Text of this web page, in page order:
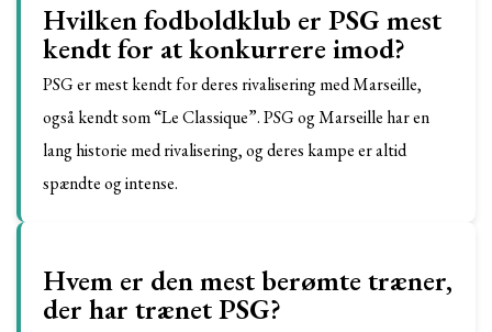
Hvilken fodboldklub er PSG mest
kendt for at konkurrere imod?
PSG er mest kendt for deres rivalisering med Marseille,
også kendt som “Le Classique”. PSG og Marseille har en
lang historie med rivalisering, og deres kampe er altid
spændte og intense.
Hvem er den mest berømte træner,
der har trænet PSG?